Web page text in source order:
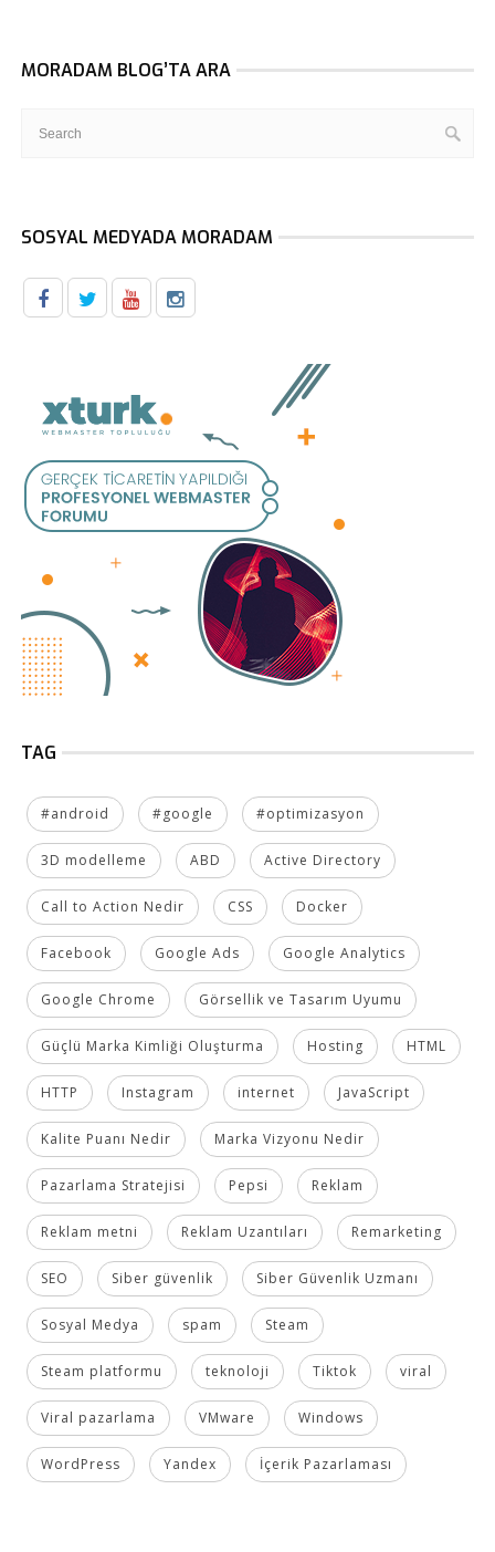
MORADAM BLOG’TA ARA
SOSYAL MEDYADA MORADAM
TAG
#android #google #optimizasyon
3D modelleme ABD Active Directory
Call to Action Nedir CSS Docker
Facebook Google Ads Google Analytics
Google Chrome Görsellik ve Tasarım Uyumu
Güçlü Marka Kimliği Oluşturma Hosting HTML
HTTP Instagram internet JavaScript
Kalite Puanı Nedir Marka Vizyonu Nedir
Pazarlama Stratejisi Pepsi Reklam
Reklam metni Reklam Uzantıları Remarketing
SEO Siber güvenlik Siber Güvenlik Uzmanı
Sosyal Medya spam Steam
Steam platformu teknoloji Tiktok viral
Viral pazarlama VMware Windows
WordPress Yandex İçerik Pazarlaması